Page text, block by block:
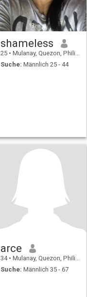
shameless
25 • Mulanay, Quezon, Philippinen
Suche: Männlich 25 - 44
arce
34 • Mulanay, Quezon, Philippinen
Suche: Männlich 35 - 67